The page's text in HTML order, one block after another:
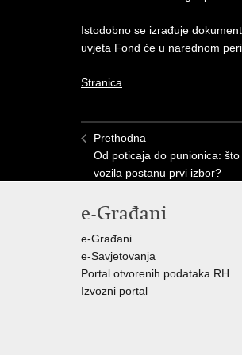
Istodobno se izrađuje
uvjeta Fond će u narednom
Stranica
Prethodna
Od poticaja do punionica:
vozila postanu prvi izbor?
e-Građani
e-Građani
e-Savjetovanja
Portal otvorenih podataka RH
Izvozni portal